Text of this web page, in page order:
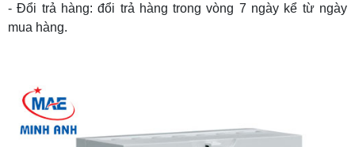
- Đổi trả hàng: đổi trả hàng trong vòng 7 ngày kể từ ngày
mua hàng.